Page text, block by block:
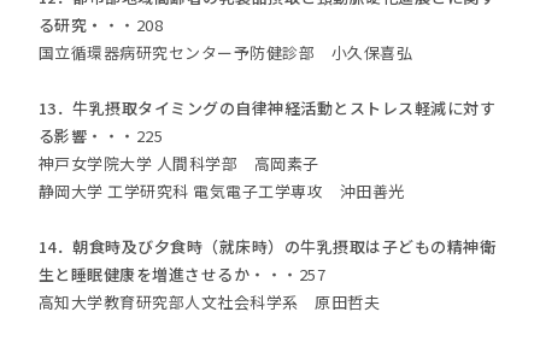
る研究・ ・・208
国立循環器病研究センター予防健診部 小久保喜弘
13．牛乳摂取タイミングの自律神経活動とストレス軽減に対す
る影響 ・・・225
神戸女学院大学 人間科学部 高岡素子
静岡大学 工学研究科 電気電子工学専攻 沖田善光
14．朝食時及び夕食時（就床時）の牛乳摂取は子どもの精神衛
生と睡眠健康を増進させるか ・・・257
高知大学教育研究部人文社会科学系 原田哲夫